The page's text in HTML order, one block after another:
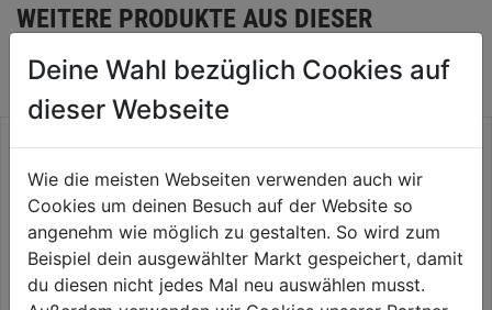
WEITERE PRODUKTE AUS DIESER
KATEGORIE
Deine Wahl bezüglich Cookies auf
dieser Webseite
Wie die meisten Webseiten verwenden auch wir
Cookies um deinen Besuch auf der Website so
angenehm wie möglich zu gestalten. So wird zum
Beispiel dein ausgewählter Markt gespeichert, damit
du diesen nicht jedes Mal neu auswählen musst.